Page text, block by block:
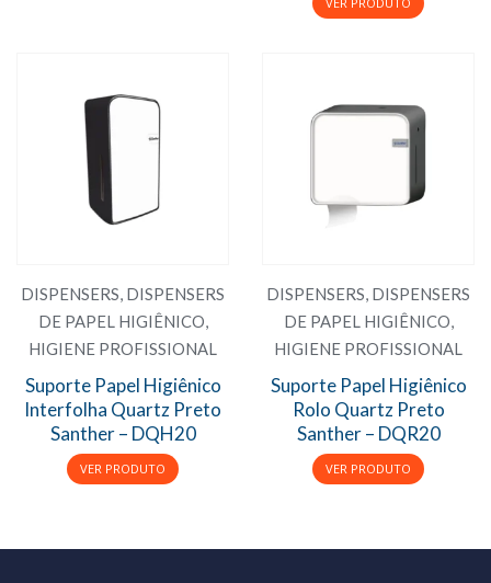
DISPENSERS, DISPENSERS
DE PAPEL HIGIÊNICO,
HIGIENE PROFISSIONAL
Suporte Papel Higiênico
Interfolha Quartz Preto
Santher – DQH20
DISPENSERS, DISPENSERS
DE PAPEL HIGIÊNICO,
HIGIENE PROFISSIONAL
Suporte Papel Higiênico
Rolo Quartz Preto
Santher – DQR20